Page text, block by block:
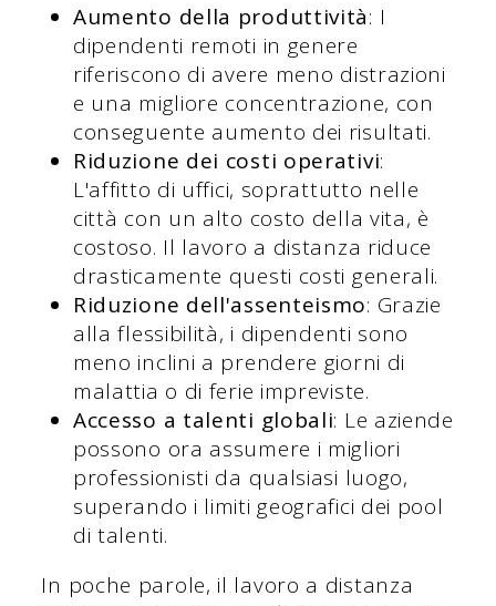
Aumento della produttività: I
dipendenti remoti in genere
riferiscono di avere meno distrazioni
e una migliore concentrazione, con
conseguente aumento dei risultati.
Riduzione dei costi operativi:
L'affitto di uffici, soprattutto nelle
città con un alto costo della vita, è
costoso. Il lavoro a distanza riduce
drasticamente questi costi generali.
Riduzione dell'assenteismo: Grazie
alla flessibilità, i dipendenti sono
meno inclini a prendere giorni di
malattia o di ferie impreviste.
Accesso a talenti globali: Le aziende
possono ora assumere i migliori
professionisti da qualsiasi luogo,
superando i limiti geografici dei pool
di talenti.
In poche parole, il lavoro a distanza